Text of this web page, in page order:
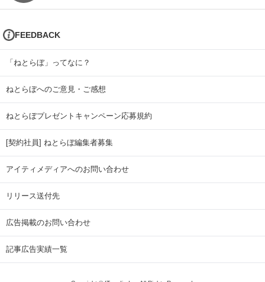
FEEDBACK
「ねとらぼ」ってなに？
ねとらぼへのご意見・ご感想
ねとらぼプレゼントキャンペーン応募規約
[契約社員] ねとらぼ編集者募集
アイティメディアへのお問い合わせ
リリース送付先
広告掲載のお問い合わせ
記事広告実績一覧